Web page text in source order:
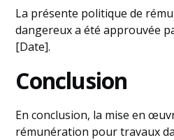
La présente politique de
dangereux a été approuvée
[Date].
Conclusion
En conclusion, la mise en
rémunération pour travaux